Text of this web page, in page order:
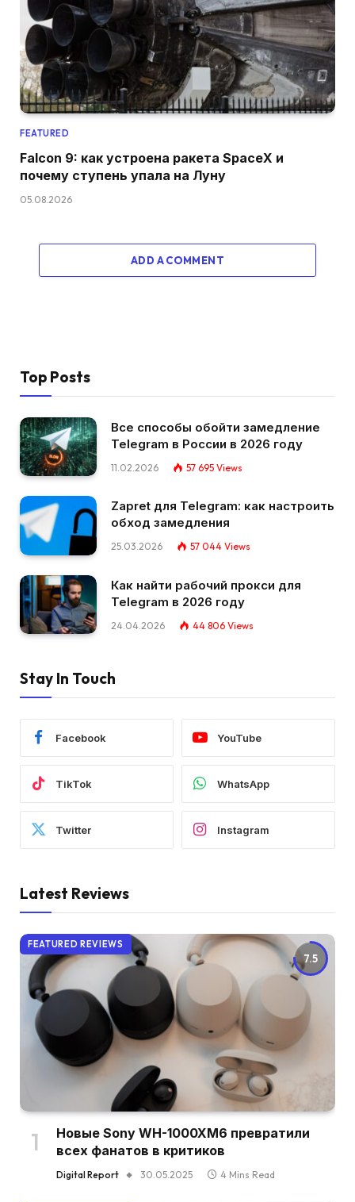
FEATURED
Falcon 9: как устроена ракета SpaceX и
почему ступень упала на Луну
05.08.2026
ADD A COMMENT
Top Posts
Все способы обойти замедление
Telegram в России в 2026 году
11.02.2026 57 695 Views
Zapret для Telegram: как настроить
обход замедления
25.03.2026 57 044 Views
Как найти рабочий прокси для
Telegram в 2026 году
24.04.2026 44 806 Views
Stay In Touch
Facebook YouTube
TikTok WhatsApp
Twitter Instagram
Latest Reviews
7.5
FEATURED REVIEWS
Новые Sony WH-1000XM6 превратили
всех фанатов в критиков
Digital Report 30.05.2025 4 Mins Read